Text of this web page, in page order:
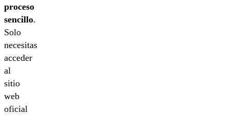
proceso
sencillo.
Solo
necesitas
acceder
al
sitio
web
oficial